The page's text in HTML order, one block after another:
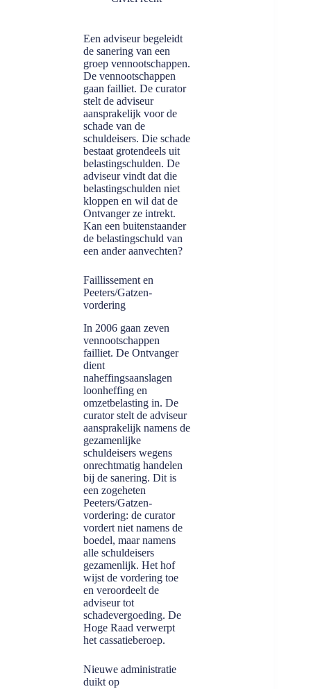
Een adviseur begeleidt
de sanering van een
groep vennootschappen.
De vennootschappen
gaan failliet. De curator
stelt de adviseur
aansprakelijk voor de
schade van de
schuldeisers. Die schade
bestaat grotendeels uit
belastingschulden. De
adviseur vindt dat die
belastingschulden niet
kloppen en wil dat de
Ontvanger ze intrekt.
Kan een buitenstaander
de belastingschuld van
een ander aanvechten?
Faillissement en
Peeters/Gatzen-
vordering
In 2006 gaan zeven
vennootschappen
failliet. De Ontvanger
dient
naheffingsaanslagen
loonheffing en
omzetbelasting in. De
curator stelt de adviseur
aansprakelijk namens de
gezamenlijke
schuldeisers wegens
onrechtmatig handelen
bij de sanering. Dit is
een zogeheten
Peeters/Gatzen-
vordering: de curator
vordert niet namens de
boedel, maar namens
alle schuldeisers
gezamenlijk. Het hof
wijst de vordering toe
en veroordeelt de
adviseur tot
schadevergoeding. De
Hoge Raad verwerpt
het cassatieberoep.
Nieuwe administratie
duikt op